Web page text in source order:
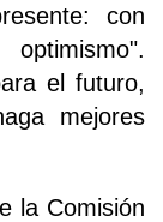
con
el futuro,
mejores
la Comisión